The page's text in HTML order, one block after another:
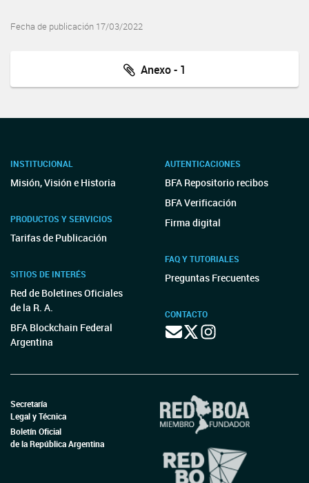
Fecha de publicación 17/03/2022
Anexo - 1
INSTITUCIONAL
Misión, Visión e Historia
PRODUCTOS Y SERVICIOS
Tarifas de Publicación
SITIOS DE INTERÉS
Red de Boletines Oficiales
de la R. A.
BFA Blockchain Federal
Argentina
AUTENTICACIONES
BFA Repositorio recibos
BFA Verificación
Firma digital
FAQ Y TUTORIALES
Preguntas Frecuentes
CONTACTO
Secretaría
Legal y Técnica
Boletín Oficial
de la República Argentina